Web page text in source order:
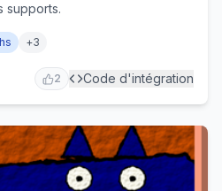
supports.
+3
2 Code d'intégration